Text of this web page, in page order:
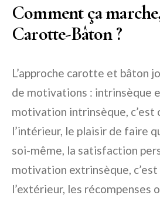
Comment ça
Carotte-Bâton ?
L’approche carotte et bâton
de motivations : intrinsèque
motivation intrinsèque, c’est
l’intérieur, le plaisir de faire
soi-même, la satisfaction
motivation extrinsèque,
l’extérieur, les récompenses